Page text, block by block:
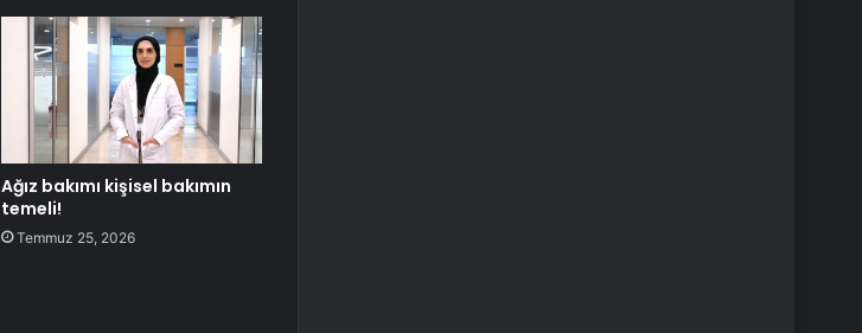
Ağız bakımı kişisel bakımın
temeli!
Temmuz 25, 2026